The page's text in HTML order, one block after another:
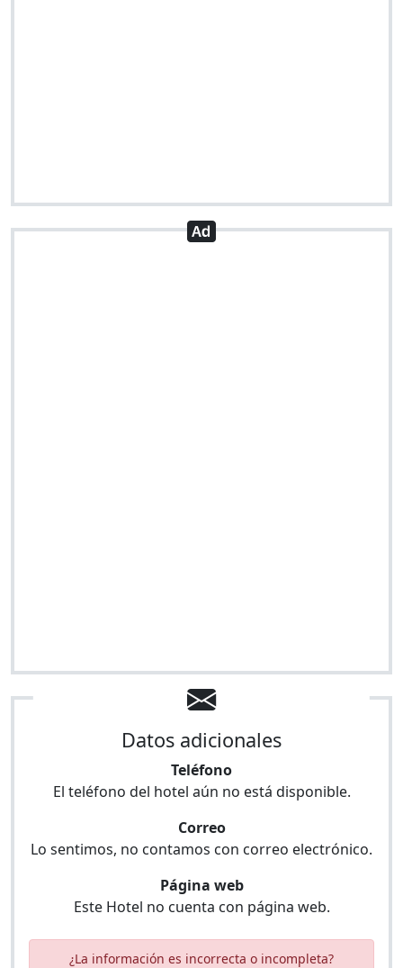
Datos adicionales
Teléfono
El teléfono del hotel aún no está disponible.
Correo
Lo sentimos, no contamos con correo electrónico.
Página web
Este Hotel no cuenta con página web.
¿La información es incorrecta o incompleta?